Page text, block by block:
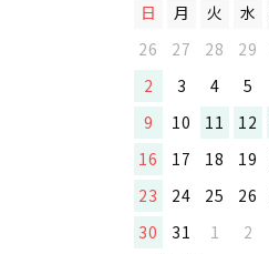
日
月 火 水
26
27 28 29
2
3 4 5
9
10 11 12
16
17 18 19
23
24 25 26
30
31 1 2